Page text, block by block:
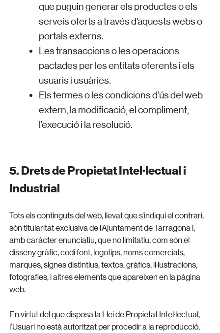
que puguin generar els productes o els
serveis oferts a través d’aquests webs o
portals externs.
Les transaccions o les operacions
pactades per les entitats oferents i els
usuaris i usuàries.
Els termes o les condicions d’ús del web
extern, la modificació, el compliment,
l’execució i la resolució.
5. Drets de Propietat Intel·lectual i
Industrial
Tots els continguts del web, llevat que s’indiqui el contrari,
són titularitat exclusiva de l’Ajuntament de Tarragona i,
amb caràcter enunciatiu, que no limitatiu, com són el
disseny gràfic, codi font, logotips, noms comercials,
marques, signes distintius, textos, gràfics, il·lustracions,
fotografies, i altres elements que apareixen en la pàgina
web.
En virtut del que disposa la Llei de Propietat Intel·lectual,
l’Usuari no està autoritzat per procedir a la reproducció,